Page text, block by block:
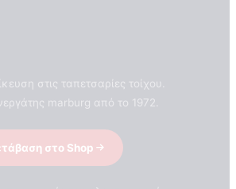
στις ταπετσαρίες τοίχου.
marburg από το 1972.
στο Shop